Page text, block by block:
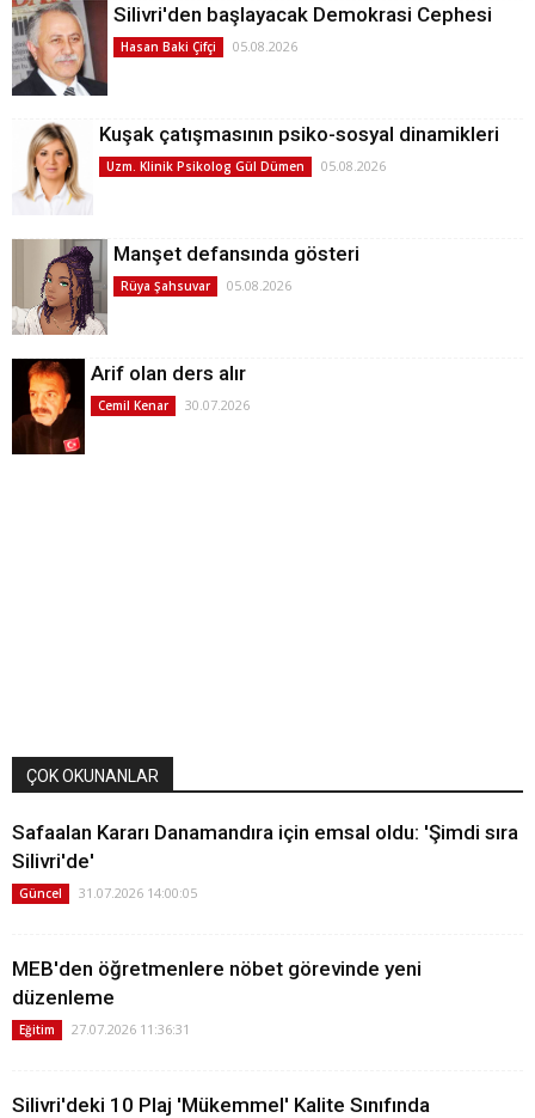
Silivri'den başlayacak Demokrasi Cephesi
Hasan Baki Çifçi 05.08.2026
Kuşak çatışmasının psiko-sosyal dinamikleri
Uzm. Klinik Psikolog Gül Dümen 05.08.2026
Manşet defansında gösteri
Rüya Şahsuvar 05.08.2026
Arif olan ders alır
Cemil Kenar 30.07.2026
ÇOK OKUNANLAR
Safaalan Kararı Danamandıra için emsal oldu: 'Şimdi sıra
Silivri'de'
Güncel 31.07.2026 14:00:05
MEB'den öğretmenlere nöbet görevinde yeni
düzenleme
Eğitim 27.07.2026 11:36:31
Silivri'deki 10 Plaj 'Mükemmel' Kalite Sınıfında